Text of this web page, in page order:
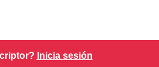
Inicia sesión